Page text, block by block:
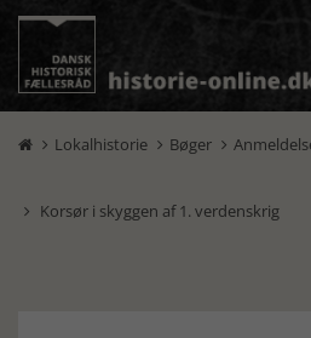
 Lokalhistorie  Bøger 
 Korsør i skyggen af 1. verdenskrig